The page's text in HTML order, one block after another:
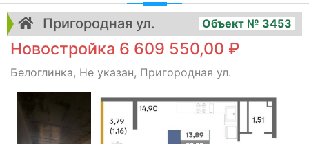
Пригородная ул. Объект № 3453
Новостройка 6 609 550,00 ₽
Белоглинка, Не указан, Пригородная ул.